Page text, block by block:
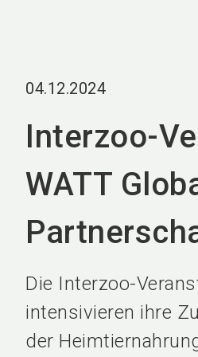
04.12.2024
Interzoo-
WATT
Die Interzoo-
intensivieren ihre
der